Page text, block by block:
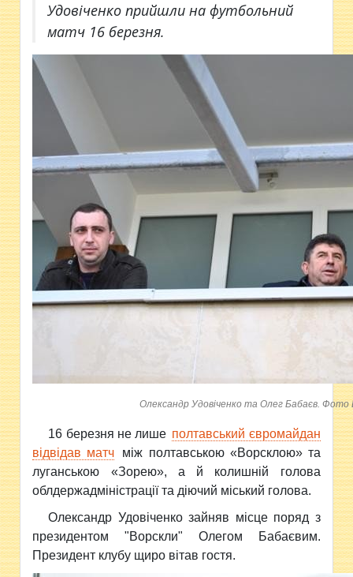
Удовіченко прийшли на футбольний
матч 16 березня.
Олександр Удовіченко та Олег Бабаєв. Фото
16 березня не лише полтавський євромайдан
відвідав матч
між полтавською «Ворсклою» та
луганською «Зорею», а й колишній голова
облдержадміністрації та діючий міський голова.
Олександр Удовіченко зайняв місце поряд з
президентом "Ворскли" Олегом Бабаєвим.
Президент клубу щиро вітав гостя.